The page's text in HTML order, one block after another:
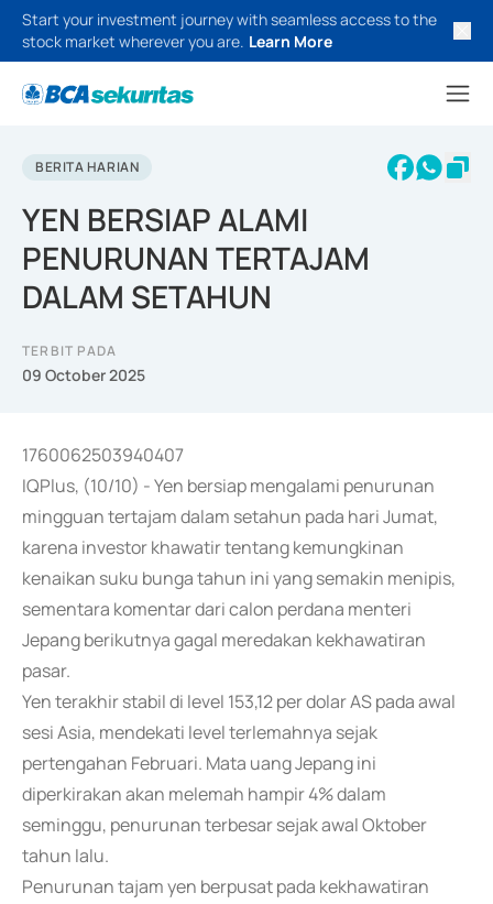
Start your investment journey with seamless access to the
stock market wherever you are. Learn More
BERITA HARIAN
YEN BERSIAP ALAMI
PENURUNAN TERTAJAM
DALAM SETAHUN
TERBIT PADA
09 October 2025
1760062503940407
IQPlus, (10/10) - Yen bersiap mengalami penurunan
mingguan tertajam dalam setahun pada hari Jumat,
karena investor khawatir tentang kemungkinan
kenaikan suku bunga tahun ini yang semakin menipis,
sementara komentar dari calon perdana menteri
Jepang berikutnya gagal meredakan kekhawatiran
pasar.
Yen terakhir stabil di level 153,12 per dolar AS pada awal
sesi Asia, mendekati level terlemahnya sejak
pertengahan Februari. Mata uang Jepang ini
diperkirakan akan melemah hampir 4% dalam
seminggu, penurunan terbesar sejak awal Oktober
tahun lalu.
Penurunan tajam yen berpusat pada kekhawatiran